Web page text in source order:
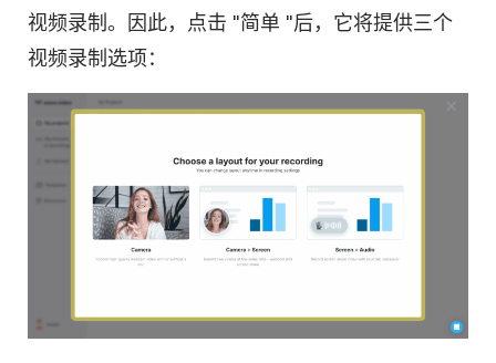
视频录制。因此，点击 "简单 "后，它将提供三个
视频录制选项：